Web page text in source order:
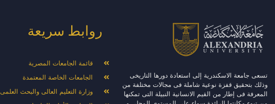
تسعى جامعة الاسكندرية إلى استعادة دورها التاريخى
وذلك بتحقيق قفزة نوعية شاملة فى مجالات مختلفة من
المعرفة فى إطار من القيم الانسانية النبيلة التى تمكنها
روابط سريعة
قائمة الجامعات المصرية
الجامعات الخاصة المعتمدة
وزارة التعليم العالى والبحث العلمى